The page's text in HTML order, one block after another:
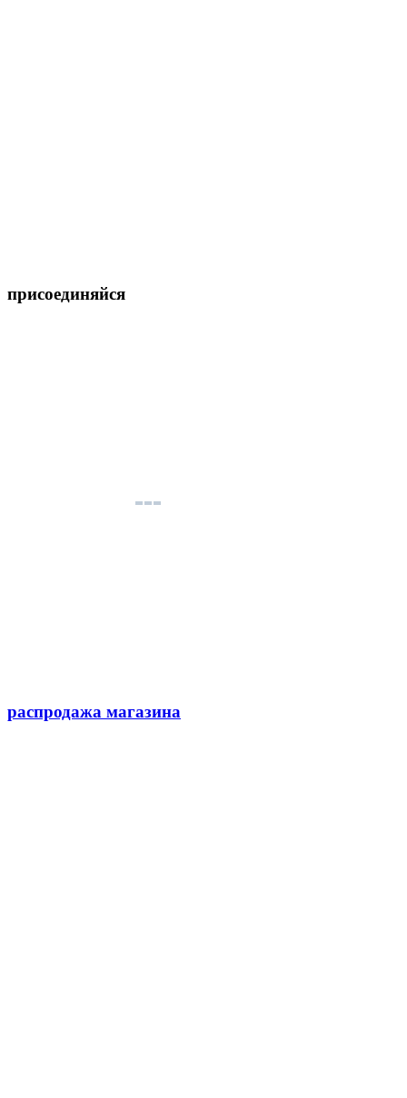
присоединяйся
распродажа магазина